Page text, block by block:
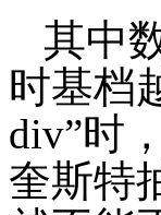
其中
时基档
div”时
奎斯特